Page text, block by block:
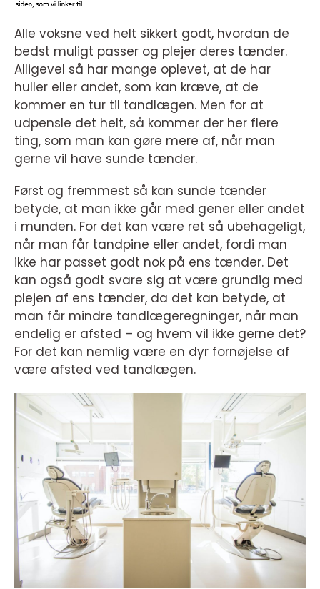
Alle voksne ved helt sikkert godt, hvordan de
bedst muligt passer og plejer deres tænder.
Alligevel så har mange oplevet, at de har
huller eller andet, som kan kræve, at de
kommer en tur til tandlægen. Men for at
udpensle det helt, så kommer der her flere
ting, som man kan gøre mere af, når man
gerne vil have sunde tænder.
Først og fremmest så kan sunde tænder
betyde, at man ikke går med gener eller andet
i munden. For det kan være ret så ubehageligt,
når man får tandpine eller andet, fordi man
ikke har passet godt nok på ens tænder. Det
kan også godt svare sig at være grundig med
plejen af ens tænder, da det kan betyde, at
man får mindre tandlægeregninger, når man
endelig er afsted – og hvem vil ikke gerne det?
For det kan nemlig være en dyr fornøjelse af
være afsted ved tandlægen.